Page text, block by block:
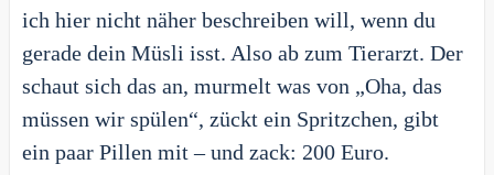
ich hier nicht näher beschreiben will, wenn du
gerade dein Müsli isst. Also ab zum Tierarzt. Der
schaut sich das an, murmelt was von „Oha, das
müssen wir spülen“, zückt ein Spritzchen, gibt
ein paar Pillen mit – und zack: 200 Euro.